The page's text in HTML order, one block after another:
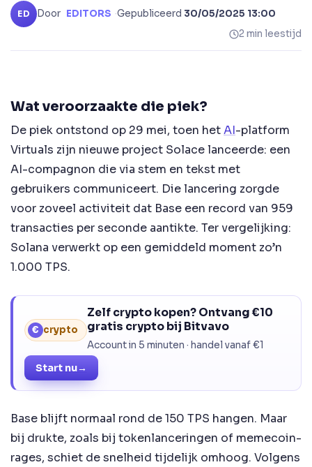
ED Door EDITORS ·Gepubliceerd 30/05/2025 13:00
2 min leestijd
Wat veroorzaakte die piek?
De piek ontstond op 29 mei, toen hetAI-platform
Virtuals zijn nieuwe project Solacelanceerde: een
AI-compagnon die via stem en tekst met
gebruikers communiceert. Die lancering zorgde
voor zoveel activiteit dat Base een record van 959
transacties per seconde aantikte. Ter vergelijking:
Solana verwerkt op een gemiddeld moment zo’n
1.000 TPS.
€ crypto
Zelf crypto kopen? Ontvang €10
gratis crypto bij Bitvavo
Account in 5 minuten · handel vanaf €1
Start nu→
Base blijft normaal rond de 150 TPS hangen. Maar
bij drukte, zoals bij tokenlanceringen of memecoin-
rages, schiet de snelheid tijdelijk omhoog. Volgens